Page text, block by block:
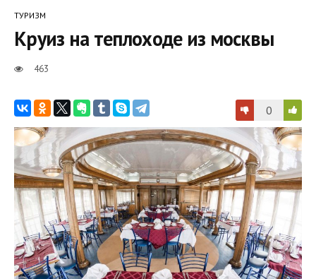
ТУРИЗМ
Круиз на теплоходе из москвы
463
0